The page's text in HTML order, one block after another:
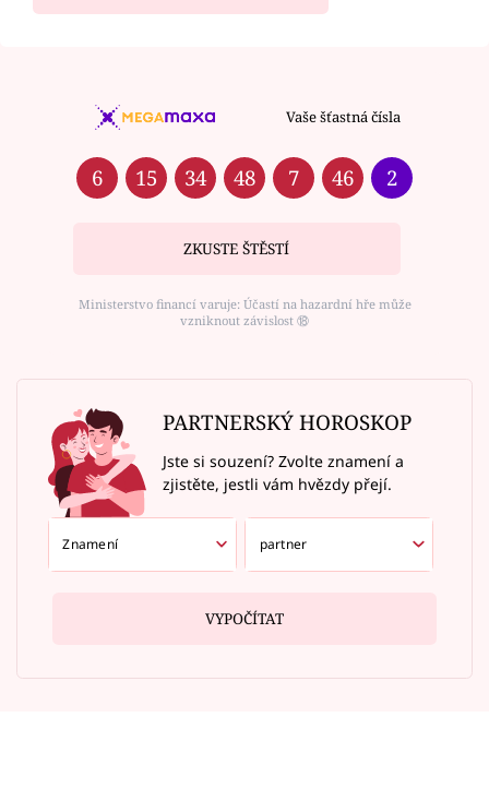
Vaše šťastná čísla
6 15 34 48 7 46 2
ZKUSTE ŠTĚSTÍ
Ministerstvo financí varuje: Účastí na hazardní hře může
vzniknout závislost ⑱
PARTNERSKÝ HOROSKOP
Jste si souzení? Zvolte znamení a
zjistěte, jestli vám hvězdy přejí.
VYPOČÍTAT